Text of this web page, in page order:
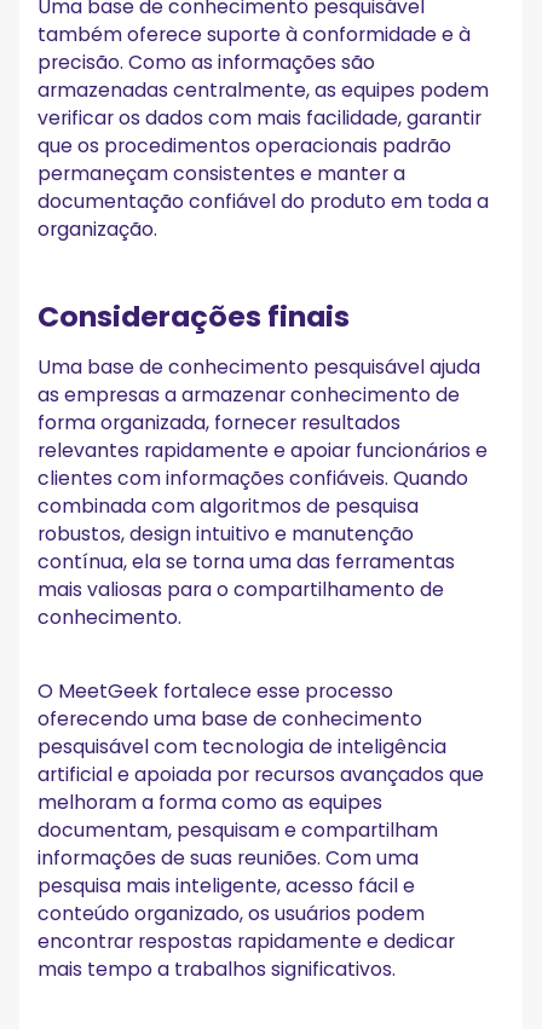
Uma base de conhecimento pesquisável
também oferece suporte à conformidade e à
precisão. Como as informações são
armazenadas centralmente, as equipes podem
verificar os dados com mais facilidade, garantir
que os procedimentos operacionais padrão
permaneçam consistentes e manter a
documentação confiável do produto em toda a
organização.
Considerações finais
Uma base de conhecimento pesquisável ajuda
as empresas a armazenar conhecimento de
forma organizada, fornecer resultados
relevantes rapidamente e apoiar funcionários e
clientes com informações confiáveis. Quando
combinada com algoritmos de pesquisa
robustos, design intuitivo e manutenção
contínua, ela se torna uma das ferramentas
mais valiosas para o compartilhamento de
conhecimento.
O MeetGeek fortalece esse processo
oferecendo uma base de conhecimento
pesquisável com tecnologia de inteligência
artificial e apoiada por recursos avançados que
melhoram a forma como as equipes
documentam, pesquisam e compartilham
informações de suas reuniões. Com uma
pesquisa mais inteligente, acesso fácil e
conteúdo organizado, os usuários podem
encontrar respostas rapidamente e dedicar
mais tempo a trabalhos significativos.